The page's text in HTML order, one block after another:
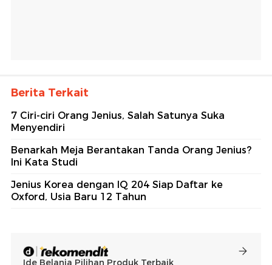
Berita Terkait
7 Ciri-ciri Orang Jenius, Salah Satunya Suka
Menyendiri
Benarkah Meja Berantakan Tanda Orang Jenius?
Ini Kata Studi
Jenius Korea dengan IQ 204 Siap Daftar ke
Oxford, Usia Baru 12 Tahun